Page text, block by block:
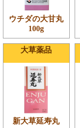
ウチダの大甘丸
100g
大草薬品
新大草延寿丸